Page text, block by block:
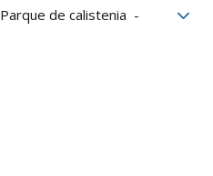
Parque de calistenia